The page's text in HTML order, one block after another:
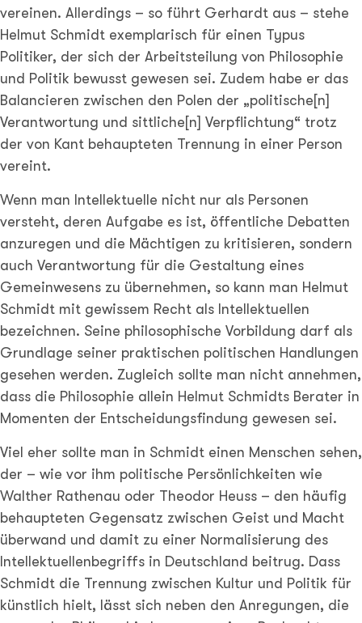
vereinen. Allerdings – so führt Gerhardt aus – stehe
Helmut Schmidt exemplarisch für einen Typus
Politiker, der sich der Arbeitsteilung von Philosophie
und Politik bewusst gewesen sei. Zudem habe er das
Balancieren zwischen den Polen der „politische[n]
Verantwortung und sittliche[n] Verpflichtung“ trotz
der von Kant behaupteten Trennung in einer Person
vereint.
Wenn man Intellektuelle nicht nur als Personen
versteht, deren Aufgabe es ist, öffentliche Debatten
anzuregen und die Mächtigen zu kritisieren, sondern
auch Verantwortung für die Gestaltung eines
Gemeinwesens zu übernehmen, so kann man Helmut
Schmidt mit gewissem Recht als Intellektuellen
bezeichnen. Seine philosophische Vorbildung darf als
Grundlage seiner praktischen politischen Handlungen
gesehen werden. Zugleich sollte man nicht annehmen,
dass die Philosophie allein Helmut Schmidts Berater in
Momenten der Entscheidungsfindung gewesen sei.
Viel eher sollte man in Schmidt einen Menschen sehen,
der – wie vor ihm politische Persönlichkeiten wie
Walther Rathenau oder Theodor Heuss – den häufig
behaupteten Gegensatz zwischen Geist und Macht
überwand und damit zu einer Normalisierung des
Intellektuellenbegriffs in Deutschland beitrug. Dass
Schmidt die Trennung zwischen Kultur und Politik für
künstlich hielt, lässt sich neben den Anregungen, die